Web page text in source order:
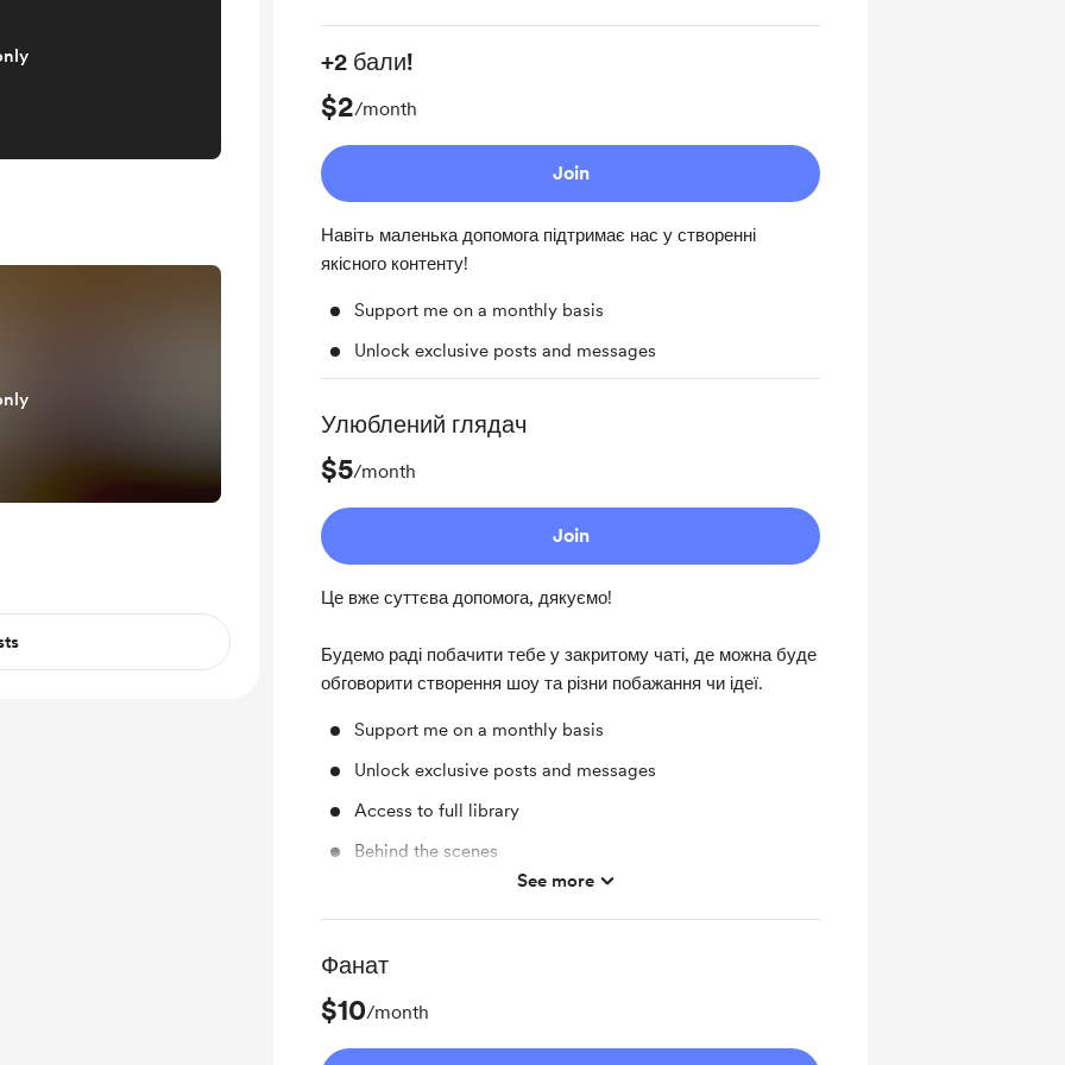
+2 бали!
$2/month
Join
Навіть маленька допомога підтримає нас у створенні
якісного контенту!
Support me on a monthly basis
Unlock exclusive posts and messages
Улюблений глядач
$5/month
Join
Це вже суттєва допомога, дякуємо!
Будемо раді побачити тебе у закритому чаті, де можна буде
обговорити створення шоу та різни побажання чи ідеї.
Support me on a monthly basis
Unlock exclusive posts and messages
Access to full library
Behind the scenes
See more
Фанат
$10/month